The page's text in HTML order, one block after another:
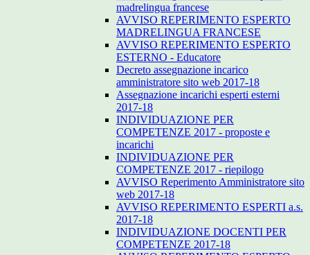
madrelingua francese
AVVISO REPERIMENTO ESPERTO
MADRELINGUA FRANCESE
AVVISO REPERIMENTO ESPERTO
ESTERNO - Educatore
Decreto assegnazione incarico
amministratore sito web 2017-18
Assegnazione incarichi esperti esterni
2017-18
INDIVIDUAZIONE PER
COMPETENZE 2017 - proposte e
incarichi
INDIVIDUAZIONE PER
COMPETENZE 2017 - riepilogo
AVVISO Reperimento Amministratore sito
web 2017-18
AVVISO REPERIMENTO ESPERTI a.s.
2017-18
INDIVIDUAZIONE DOCENTI PER
COMPETENZE 2017-18